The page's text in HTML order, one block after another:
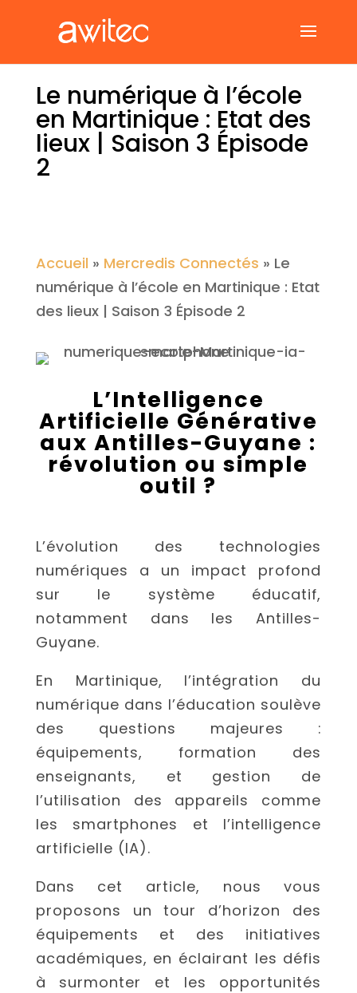
Le numérique à l’école
en Martinique : Etat des
lieux | Saison 3 Épisode
2
Accueil » Mercredis Connectés » Le
numérique à l’école en Martinique : Etat
des lieux | Saison 3 Épisode 2
L’Intelligence
Artificielle Générative
aux Antilles-Guyane :
révolution ou simple
outil ?
L’évolution des technologies
numériques a un impact profond
sur le système éducatif,
notamment dans les Antilles-
Guyane.
En Martinique, l’intégration du
numérique dans l’éducation soulève
des questions majeures :
équipements, formation des
enseignants, et gestion de
l’utilisation des appareils comme
les smartphones et l’intelligence
artificielle (IA).
Dans cet article, nous vous
proposons un tour d’horizon des
équipements et des initiatives
académiques, en éclairant les défis
à surmonter et les opportunités